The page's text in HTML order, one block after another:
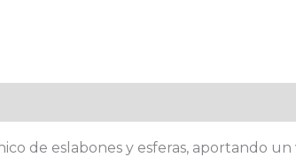
de eslabones y esferas, aportando